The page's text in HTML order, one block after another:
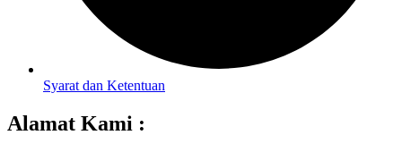
Syarat dan Ketentuan
Alamat Kami :